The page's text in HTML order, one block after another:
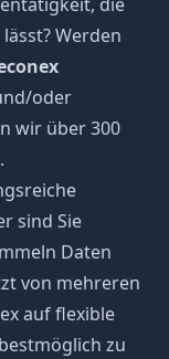
Werden
oder
wir über 300
sind Sie
Daten
von mehreren
auf flexible
zu